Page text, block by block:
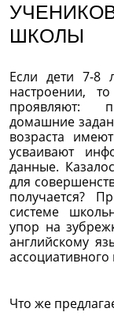
ШКОЛЫ
Если дети 7-8
настроении,
проявляют:
домашние
возраста
усваивают
данные.
для
получается?
системе
упор на
английскому
Что же